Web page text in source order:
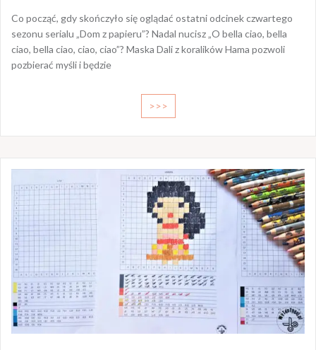
Co począć, gdy skończyło się oglądać ostatni odcinek czwartego
sezonu serialu „Dom z papieru”? Nadal nucisz „O bella ciao, bella
ciao, bella ciao, ciao, ciao”? Maska Dali z koralików Hama pozwoli
pozbierać myśli i będzie
>>>